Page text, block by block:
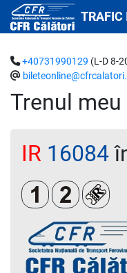
TRAFIC
Trenul meu
+40731990129 (L-D 8-
IR 16084
Clasa 1Clasa a 2-